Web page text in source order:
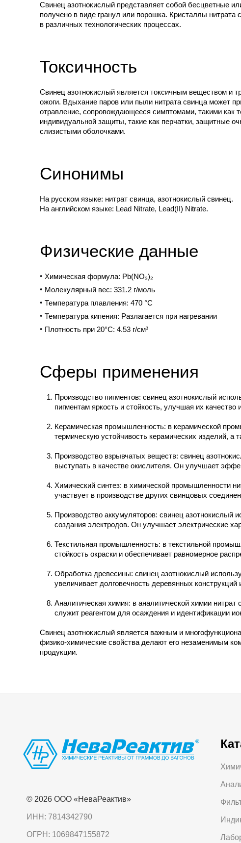
Свинец азотнокислый представляет собой бесцветные
получено в виде гранул или порошка. Кристаллы
в различных технологических процессах.
Токсичность
Свинец азотнокислый является токсичным веществом и
ожоги. Вдыхание паров или пыли нитрата свинца может
отравление, сопровождающееся симптомами, такими как
индивидуальной защиты, такие как перчатки, защитные
слизистыми оболочками.
Синонимы
На русском языке: нитрат свинца, азотнокислый свинец.
На английском языке: Lead Nitrate, Lead(II) Nitrate.
Физические данные
Химическая формула: Pb(NO₃)₂
Молекулярный вес: 331.2 г/моль
Температура плавления: 470 °C
Температура кипения: Разлагается при нагревании
Плотность при 20°С: 4.53 г/см³
Сферы применения
Производство пигментов: свинец азотнокислый
пигментам яркость и стойкость, улучшая их качество
Керамическая промышленность: в керамической
термическую устойчивость керамических изделий, а
Производство взрывчатых веществ: свинец
выступать в качестве окислителя. Он улучшает
Химический синтез: в химической промышленности
участвует в производстве других свинцовых
Производство аккумуляторов: свинец азотнокислый
создания электродов. Он улучшает электрические
Текстильная промышленность: в текстильной
стойкость окраски и обеспечивает равномерное
Обработка древесины: свинец азотнокислый
увеличивает долговечность деревянных конструкций
Аналитическая химия: в аналитической химии
служит реагентом для осаждения и идентификации
Свинец азотнокислый является важным и
физико-химические свойства делают его незаменимым
продукции.
© 2026 OOO «НеваРеактив»
ИНН: 7814342790
ОГРН: 1069847155872